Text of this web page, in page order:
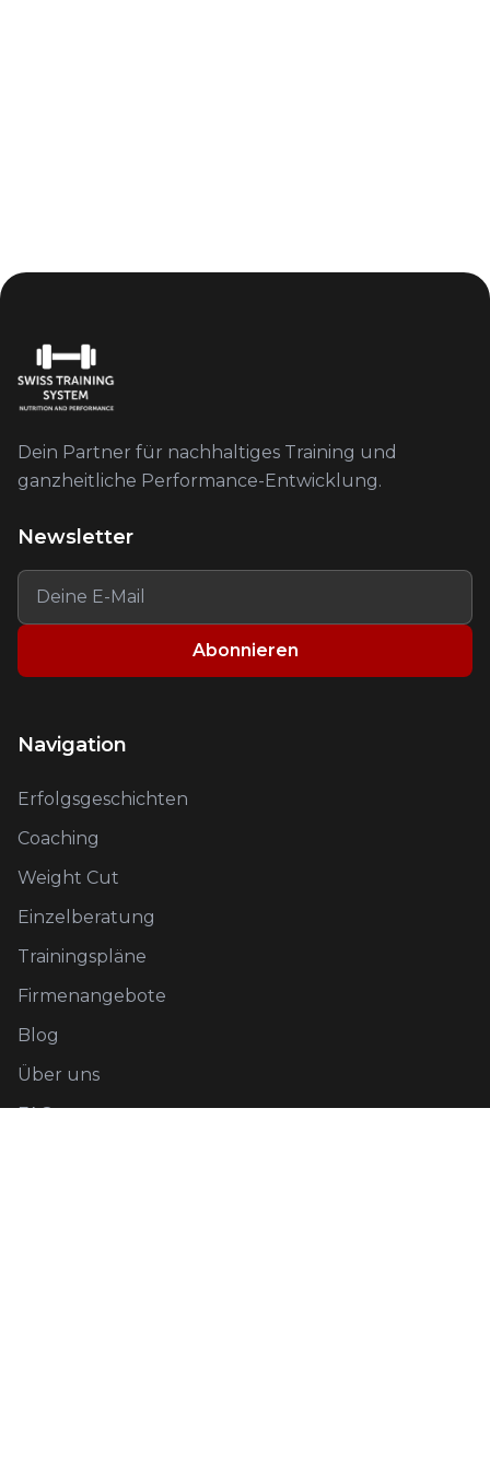
Dein Partner für nachhaltiges Training und
ganzheitliche Performance-Entwicklung.
Newsletter
Abonnieren
Navigation
Erfolgsgeschichten
Coaching
Weight Cut
Einzelberatung
Trainingspläne
Firmenangebote
Blog
Über uns
FAQ